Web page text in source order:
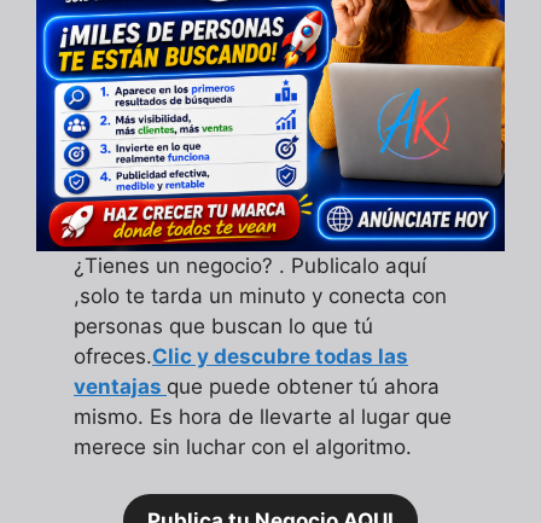
¿Tienes un negocio? . Publicalo aquí
,solo te tarda un minuto y conecta con
personas que buscan lo que tú
ofreces.Clic y descubre todas las
ventajas que puede obtener tú ahora
mismo. Es hora de llevarte al lugar que
merece sin luchar con el algoritmo.